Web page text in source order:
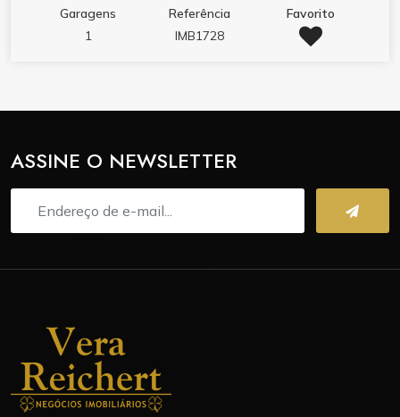
valorizadas de Itapema, oferece uma vida moderna e
completa, cercada de tudo que sua família precisa
dormitórios) 02 suítes + lavabo Diferenciais: Sacada
ampla com churrasqueira a carvão, perfeitas para
momentos de lazer Cozinha moderna e área de
serviço integrada 01 vaga de garagem privativa
garante fácil acesso a serviços essenciais Sistema de
captação de água da chuva para limpeza das áreas
comuns Acabamento de alto padrão com piso
porcelanato e gesso Manta acústica no contrapiso
para garantir mais privacidade Medidores individuais
Garagens
1
Referência
IMB1728
Favorito
ASSINE O NEWSLETTER